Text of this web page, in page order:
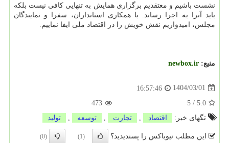
نشست باشیم و معتقدیم برگزاری همایش به تنهایی کافی نیست بلکه
باید آنرا به اجرا رساند. با همکاری استانداران، سفرا و نمایندگان
مجلس، امیدواریم نقش خویش را در اقتصاد ملی ایفا نماییم.
منبع: newbox.ir
1404/03/01
16:57:46
5.0
/
5
473
تگهای خبر:
اقتصاد تجارت توسعه تولید
این مطلب نیوباکس را پسندیدید؟ (1)
(0)